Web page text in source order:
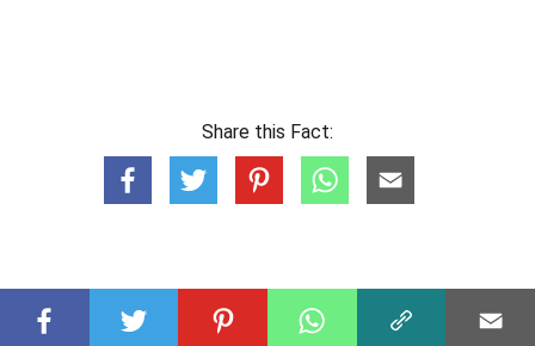
Share this Fact:
Faits saillants